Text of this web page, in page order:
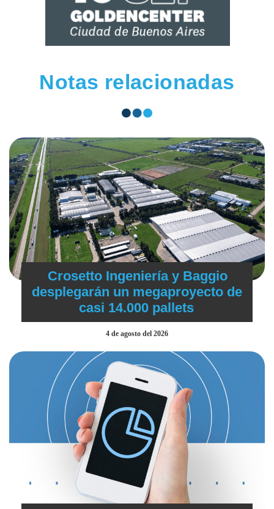
Notas relacionadas
Crosetto Ingeniería y Baggio
desplegarán un megaproyecto de
casi 14.000 pallets
4 de agosto del 2026